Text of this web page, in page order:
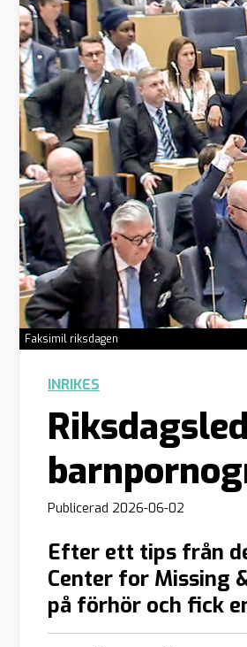
Faksimil riksdagen
INRIKES
Publicerad 2026-06-02
Efter ett tips från
Center for Missing
på förhör och fick